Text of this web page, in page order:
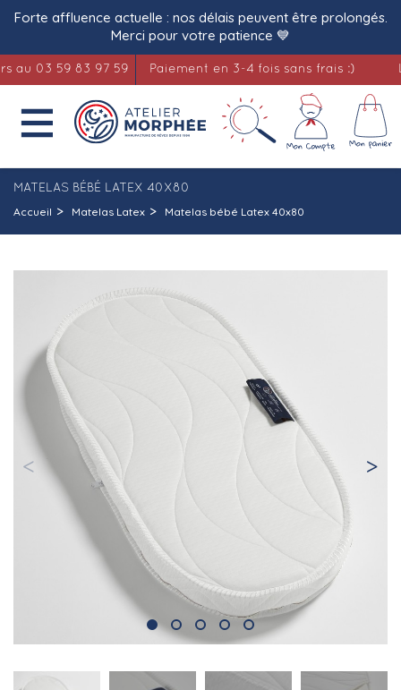
Forte affluence actuelle : nos délais peuvent être prolongés.
Merci pour votre patience 💙
03 59 83 97 59 Paiement en 3-4 fois sans frais :)

MATELAS BÉBÉ LATEX 40X80
Accueil Matelas Latex Matelas bébé Latex 40x80